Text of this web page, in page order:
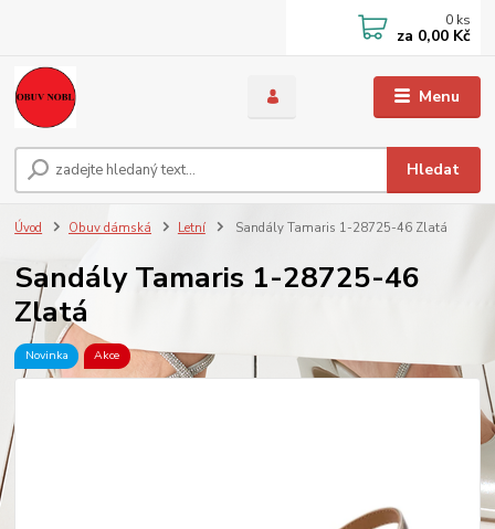
Menu
Hledat
0 ks
za 0,00 Kč
Úvod Obuv dámská Letní Sandály Tamaris 1-28725-46 Zlatá
Sandály Tamaris 1-28725-46
Zlatá
Novinka Akce